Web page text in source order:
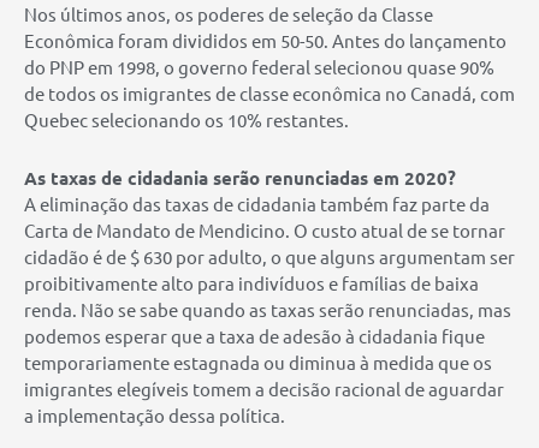
Nos últimos anos, os poderes de seleção da Classe
Econômica foram divididos em 50-50. Antes do lançamento
do PNP em 1998, o governo federal selecionou quase 90%
de todos os imigrantes de classe econômica no Canadá, com
Quebec selecionando os 10% restantes.
As taxas de cidadania serão renunciadas em 2020?
A eliminação das taxas de cidadania também faz parte da
Carta de Mandato de Mendicino. O custo atual de se tornar
cidadão é de $ 630 por adulto, o que alguns argumentam ser
proibitivamente alto para indivíduos e famílias de baixa
renda. Não se sabe quando as taxas serão renunciadas, mas
podemos esperar que a taxa de adesão à cidadania fique
temporariamente estagnada ou diminua à medida que os
imigrantes elegíveis tomem a decisão racional de aguardar
a implementação dessa política.